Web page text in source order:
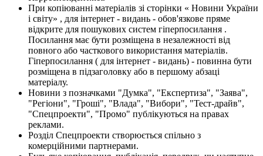
При копіюванні матеріалів зі сторінки « Новини України
і світу» , для інтернет - видань - обов'язкове пряме
відкрите для пошукових систем гіперпосилання .
Посилання має бути розміщена в незалежності від
повного або часткового використання матеріалів.
Гіперпосилання ( для інтернет - видань) - повинна бути
розміщена в підзаголовку або в першому абзаці
матеріалу.
Новини з позначками "Думка", "Експертиза", "Заява",
"Регіони", "Гроші", "Влада", "Вибори", "Тест-драйв",
"Спецпроекти", "Промо" публікуються на правах
реклами.
Розділ Спецпроекти створюється спільно з
комерційними партнерами.